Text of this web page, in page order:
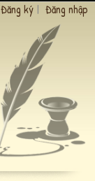
Đăng ký | Đăng nhập